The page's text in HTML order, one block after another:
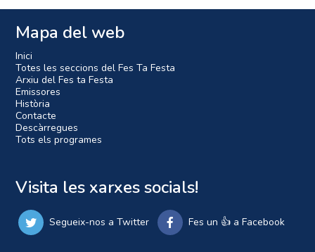
Mapa del web
Inici
Totes les seccions del Fes Ta Festa
Arxiu del Fes ta Festa
Emissores
Història
Contacte
Descàrregues
Tots els programes
Visita les xarxes socials!
Segueix-nos a Twitter Fes un 👍 a Facebook